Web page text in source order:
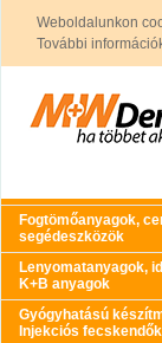
Weboldalunkon
További
Fogtömőanyagok,
segédeszközök
Lenyomatanyagok,
K+B anyagok
Gyógyhatású
Injekciós fecskendők